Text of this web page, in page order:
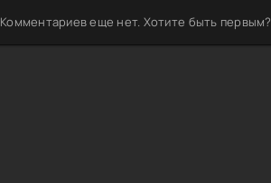
Комментариев еще нет. Хотите быть первым?